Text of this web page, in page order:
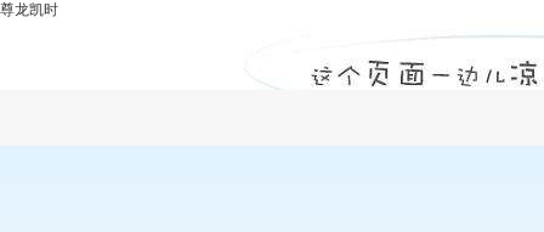
工程建设-尊龙凯时
尊龙凯时